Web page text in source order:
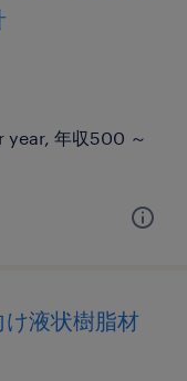
年収500 ～
け液状樹脂材